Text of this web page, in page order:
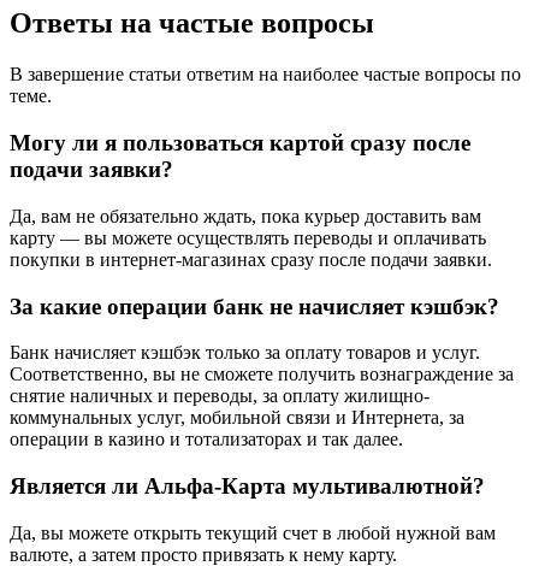
Ответы на частые вопросы
В завершение статьи ответим на наиболее частые вопросы по
теме.
Могу ли я пользоваться картой сразу после
подачи заявки?
Да, вам не обязательно ждать, пока курьер доставить вам
карту — вы можете осуществлять переводы и оплачивать
покупки в интернет-магазинах сразу после подачи заявки.
За какие операции банк не начисляет кэшбэк?
Банк начисляет кэшбэк только за оплату товаров и услуг.
Соответственно, вы не сможете получить вознаграждение за
снятие наличных и переводы, за оплату жилищно-
коммунальных услуг, мобильной связи и Интернета, за
операции в казино и тотализаторах и так далее.
Является ли Альфа-Карта мультивалютной?
Да, вы можете открыть текущий счет в любой нужной вам
валюте, а затем просто привязать к нему карту.